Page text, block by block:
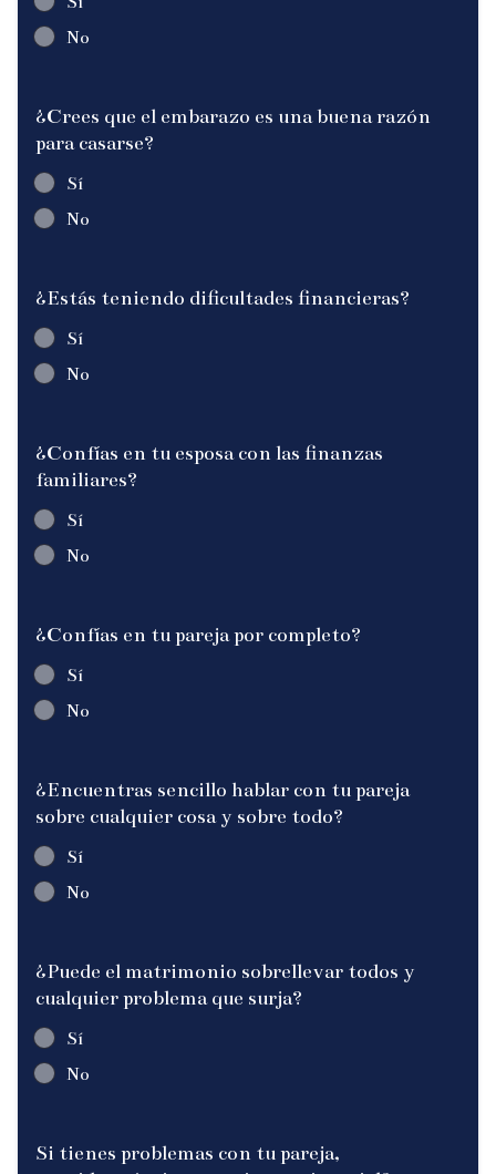
No
¿Crees que el embarazo es una buena razón
para casarse?
Sí
No
¿Estás teniendo dificultades financieras?
Sí
No
¿Confías en tu esposa con las finanzas
familiares?
Sí
No
¿Confías en tu pareja por completo?
Sí
No
¿Encuentras sencillo hablar con tu pareja
sobre cualquier cosa y sobre todo?
Sí
No
¿Puede el matrimonio sobrellevar todos y
cualquier problema que surja?
Sí
No
Si tienes problemas con tu pareja,